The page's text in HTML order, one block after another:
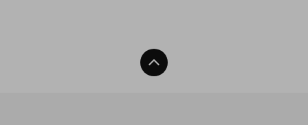
Back To Top